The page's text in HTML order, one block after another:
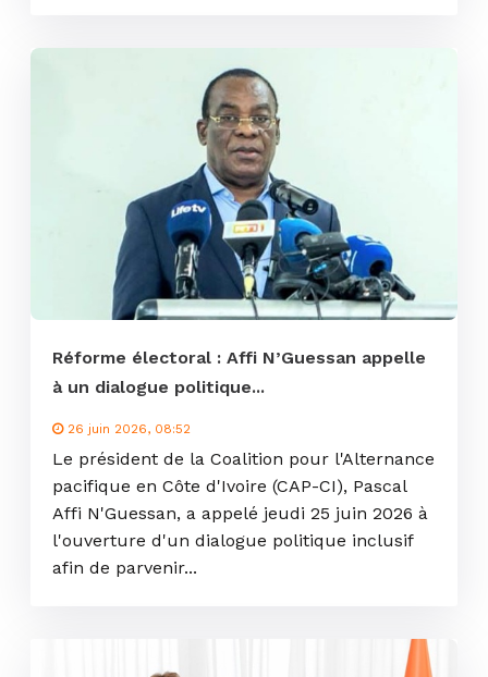
Réforme électoral : Affi N’Guessan appelle
à un dialogue politique...
26 juin 2026, 08:52
Le président de la Coalition pour l'Alternance
pacifique en Côte d'Ivoire (CAP-CI), Pascal
Affi N'Guessan, a appelé jeudi 25 juin 2026 à
l'ouverture d'un dialogue politique inclusif
afin de parvenir...